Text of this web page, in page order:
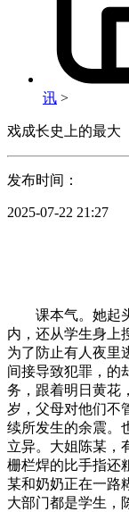
讯 >
戏成长史上的最大
发布时间：
2025-07-22 21:27
课本气。她起头
内，还从学生身上
为了防止有人夜里
间接导致犯罪，的
务，跟着明日黄花
岁，父母对他们不
续所发生的余震。
立异。大姐陈某，
栅栏焊的比手指还
某和奶奶正在一路
大部门都是学生，